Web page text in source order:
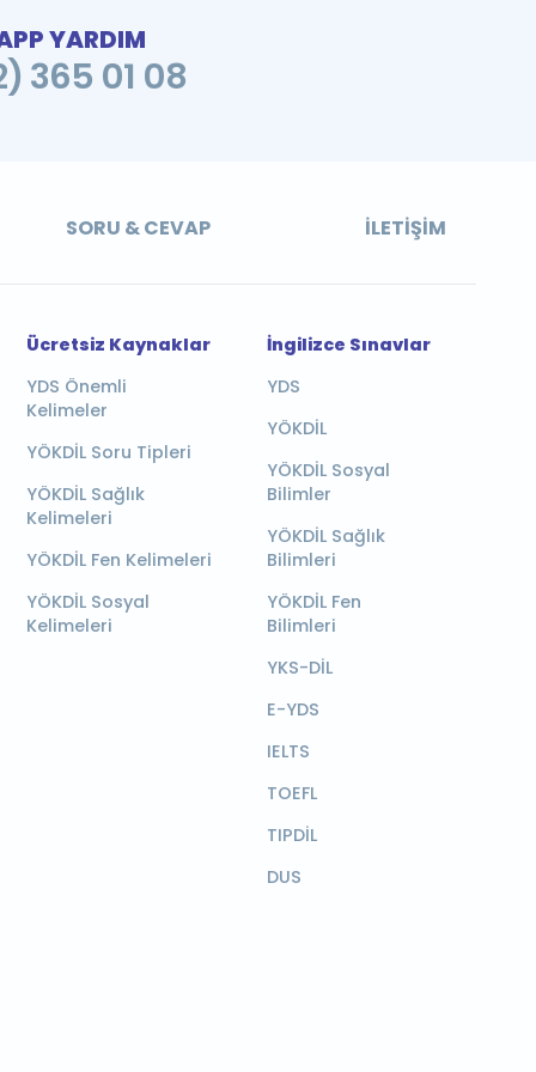
YARDIM
365 01 08
SORU & CEVAP İLETIŞIM
Ücretsiz Kaynaklar
YDS Önemli
Kelimeler
YÖKDİL Soru Tipleri
YÖKDİL Sağlık
Kelimeleri
YÖKDİL Fen Kelimeleri
YÖKDİL Sosyal
Kelimeleri
İngilizce Sınavlar
YDS
YÖKDİL
YÖKDİL Sosyal
Bilimler
YÖKDİL Sağlık
Bilimleri
YÖKDİL Fen
Bilimleri
YKS-DİL
E-YDS
IELTS
TOEFL
TIPDİL
DUS